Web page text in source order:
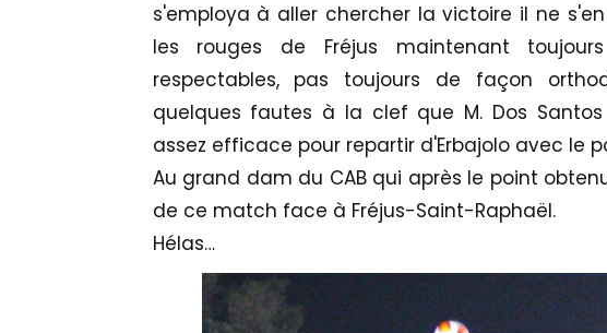
s'employa à aller chercher la victoire il ne
les rouges de Fréjus maintenant
respectables, pas toujours de façon
quelques fautes à la clef que M. Dos
assez efficace pour repartir d'Erbajolo avec le
Au grand dam du CAB qui après le point
de ce match face à Fréjus-Saint-Raphaël.
Hélas…